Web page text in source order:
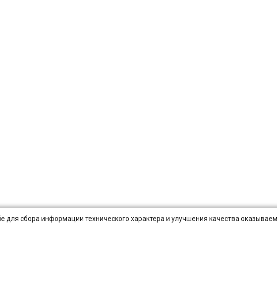
для сбора информации технического характера и улучшения качества